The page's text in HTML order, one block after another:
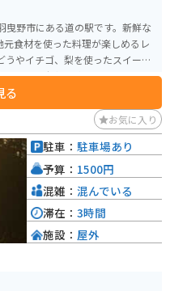
曳野市にある道の駅です。新鮮な
食材を使った料理が楽しめるレ
とした駐車場があるので安心で
、誉田八幡宮など、歴史的な観光
点としても最適です。 道の駅
のを堪能したり、周辺の観光を
る
お気に入り
駐車： 駐車場あり
予算： 1500円
混雑： 混んでいる
滞在： 3時間
施設： 屋外